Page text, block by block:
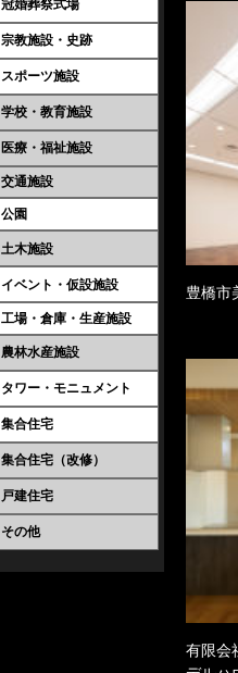
冠婚葬祭式場
宗教施設・史跡
スポーツ施設
学校・教育施設
医療・福祉施設
交通施設
公園
土木施設
イベント・仮設施設
工場・倉庫・生産施設
農林水産施設
タワー・モニュメント
集合住宅
集合住宅（改修）
戸建住宅
その他
豊橋市
有限会